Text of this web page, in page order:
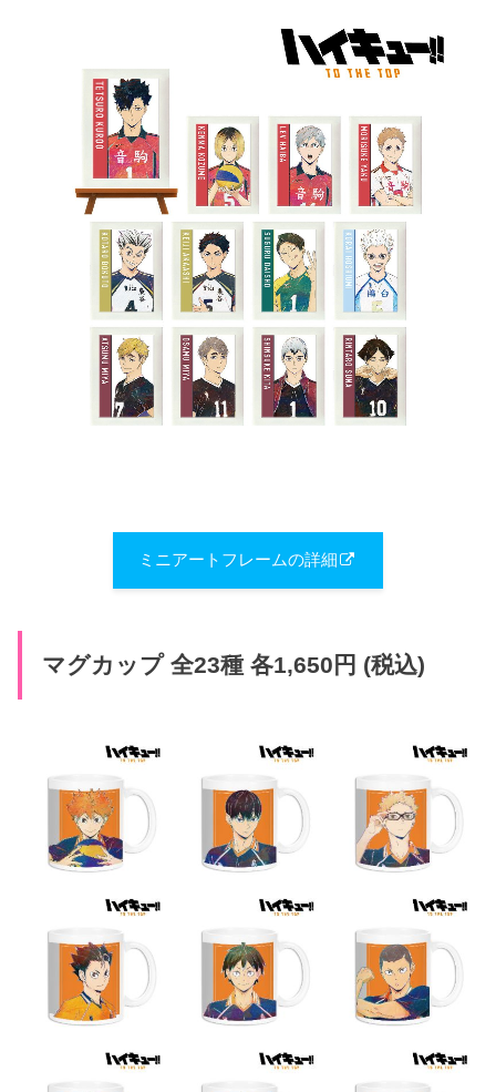
ミニアートフレームの詳細
マグカップ 全23種 各1,650円 (税込)